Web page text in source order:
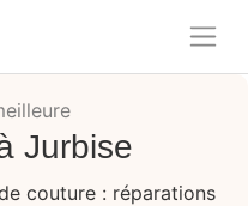
Jurbise
couture : réparations